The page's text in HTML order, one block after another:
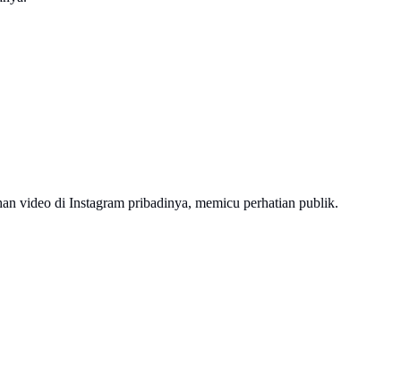
video di Instagram pribadinya, memicu perhatian publik.